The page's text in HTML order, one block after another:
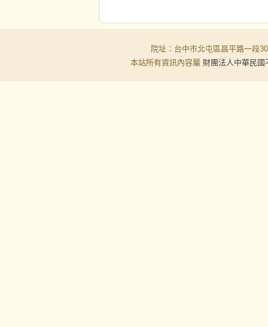
院址：台中市北屯區昌平路一
本站所有資訊內容屬 財團法人中華民國